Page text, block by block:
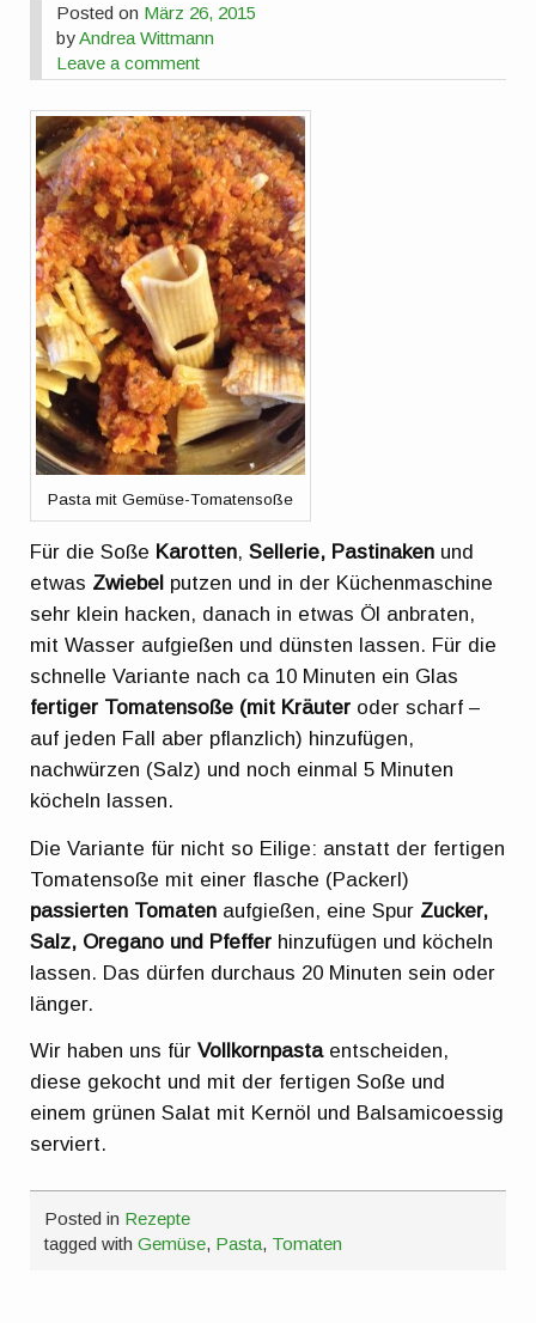
Posted on März 26, 2015
byAndrea Wittmann
Leave a comment
Pasta mit Gemüse-Tomatensoße
Für die Soße Karotten, Sellerie, Pastinaken und
etwas Zwiebel putzen und in der Küchenmaschine
sehr klein hacken, danach in etwas Öl anbraten,
mit Wasser aufgießen und dünsten lassen. Für die
schnelle Variante nach ca 10 Minuten ein Glas
fertiger Tomatensoße (mit Kräuter oder scharf –
auf jeden Fall aber pflanzlich) hinzufügen,
nachwürzen (Salz) und noch einmal 5 Minuten
köcheln lassen.
Die Variante für nicht so Eilige: anstatt der fertigen
Tomatensoße mit einer flasche (Packerl)
passierten Tomaten aufgießen, eine Spur Zucker,
Salz, Oregano und Pfeffer hinzufügen und köcheln
lassen. Das dürfen durchaus 20 Minuten sein oder
länger.
Wir haben uns fürVollkornpastaentscheiden,
diese gekocht und mit der fertigen Soße und
einem grünen Salat mit Kernöl und Balsamicoessig
serviert.
Posted in Rezepte
tagged withGemüse, Pasta, Tomaten